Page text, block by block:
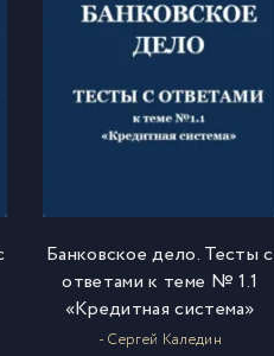
Банковское дело. Тесты с
ответами к теме № 1.1
«Кредитная система»
- Сергей Каледин